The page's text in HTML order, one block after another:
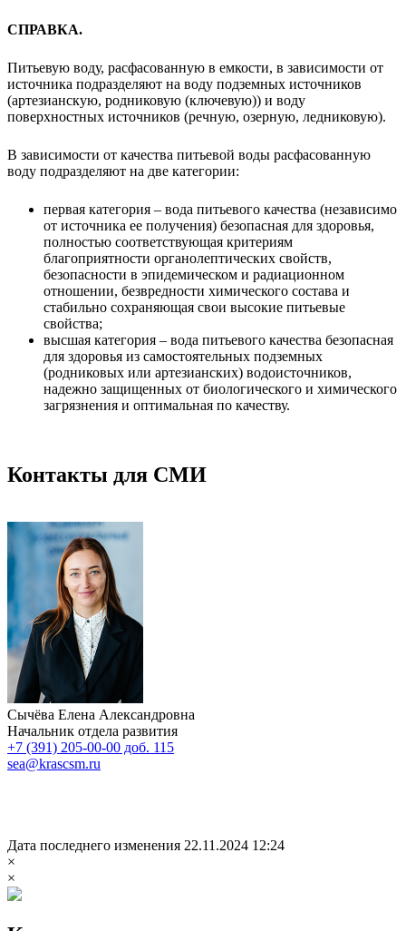
СПРАВКА.
Питьевую воду, расфасованную в емкости, в зависимости от
источника подразделяют на воду подземных источников
(артезианскую, родниковую (ключевую)) и воду
поверхностных источников (речную, озерную, ледниковую).
В зависимости от качества питьевой воды расфасованную
воду подразделяют на две категории:
первая категория – вода питьевого качества (независимо
от источника ее получения) безопасная для здоровья,
полностью соответствующая критериям
благоприятности органолептических свойств,
безопасности в эпидемическом и радиационном
отношении, безвредности химического состава и
стабильно сохраняющая свои высокие питьевые
свойства;
высшая категория – вода питьевого качества безопасная
для здоровья из самостоятельных подземных
(родниковых или артезианских) водоисточников,
надежно защищенных от биологического и химического
загрязнения и оптимальная по качеству.
Контакты для СМИ
Сычёва Елена Александровна
Начальник отдела развития
+7 (391) 205-00-00 доб. 115
sea@krascsm.ru
Дата последнего изменения 22.11.2024 12:24
×
×